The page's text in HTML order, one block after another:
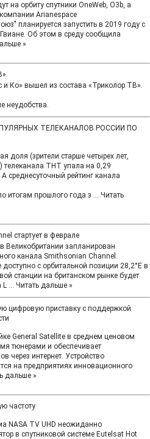
на орбиту спутники OneWeb, O3b, а
Arianespace
планируется запустить в 2019 году с
Об этом в среду сообщила
»
и Ко» вышел из состава «Триколор ТВ».
неудобства.
ТЕЛЕКАНАЛОВ РОССИИ ПО
доля (зрители старше четырех лет,
ТНТ упала на 0,29
среднесуточный рейтинг канала
итогам прошлого года з ... Читать
стартует в феврале
Великобритании запланирован
канала Smithsonian Channel.
с орбитальной позиции 28,2°E в
станции на британском рынке будет
L ... Читать дальше »
цифровую приставку с поддержкой
General Satellite в среднем ценовом
тюнерами и обеспечивает
через интернет. Устройство
на предприятиях инновационного
дальше »
частоту
NASA TV UHD неожиданно
в спутниковой системе Eutelsat Hot